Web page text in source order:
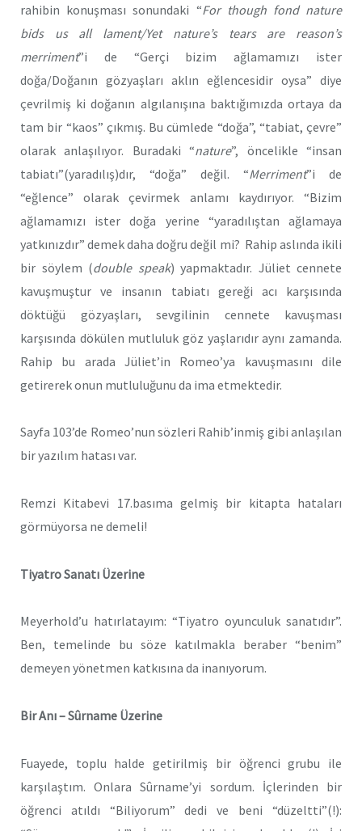
rahibin konuşması sonundaki “For though fond nature
bids us all lament/Yet nature’s tears are reason’s
merriment”i de “Gerçi bizim ağlamamızı ister
doğa/Doğanın gözyaşları aklın eğlencesidir oysa” diye
çevrilmiş ki doğanın algılanışına baktığımızda ortaya da
tam bir “kaos” çıkmış. Bu cümlede “doğa”, “tabiat, çevre”
olarak anlaşılıyor. Buradaki “nature”, öncelikle “insan
tabiatı”(yaradılış)dır, “doğa” değil. “Merriment”i de
“eğlence” olarak çevirmek anlamı kaydırıyor. “Bizim
ağlamamızı ister doğa yerine “yaradılıştan ağlamaya
yatkınızdır” demek daha doğru değil mi? Rahip aslında ikili
bir söylem (double speak) yapmaktadır. Jüliet cennete
kavuşmuştur ve insanın tabiatı gereği acı karşısında
döktüğü gözyaşları, sevgilinin cennete kavuşması
karşısında dökülen mutluluk göz yaşlarıdır aynı zamanda.
Rahip bu arada Jüliet’in Romeo’ya kavuşmasını dile
getirerek onun mutluluğunu da ima etmektedir.
Sayfa 103’de Romeo’nun sözleri Rahib’inmiş gibi anlaşılan
bir yazılım hatası var.
Remzi Kitabevi 17.basıma gelmiş bir kitapta hataları
görmüyorsa ne demeli!
Tiyatro Sanatı Üzerine
Meyerhold’u hatırlatayım: “Tiyatro oyunculuk sanatıdır”.
Ben, temelinde bu söze katılmakla beraber “benim”
demeyen yönetmen katkısına da inanıyorum.
Bir Anı – Sûrname Üzerine
Fuayede, toplu halde getirilmiş bir öğrenci grubu ile
karşılaştım. Onlara Sûrname’yi sordum. İçlerinden bir
öğrenci atıldı “Biliyorum” dedi ve beni “düzeltti”(!):